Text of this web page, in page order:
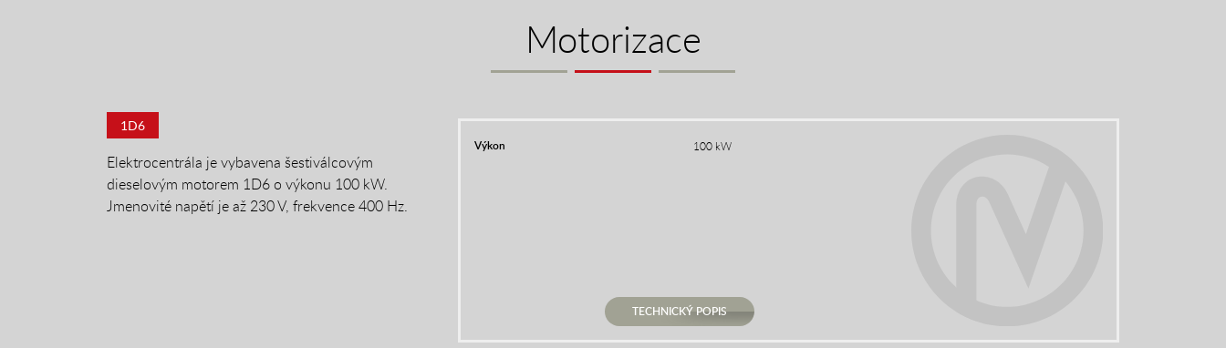
Motorizace
Výkon 100 kW
TECHNICKÝ POPIS
1D6
Elektrocentrála je vybavena šestiválcovým
dieselovým motorem 1D6 o výkonu 100 kW.
Jmenovité napětí je až 230 V, frekvence 400 Hz.